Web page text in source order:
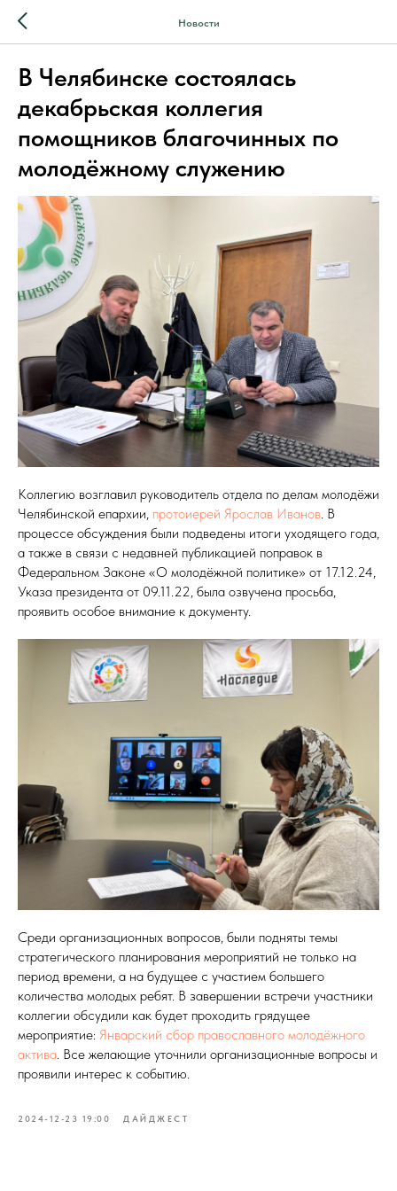
Новости
В Челябинске состоялась
декабрьская коллегия
помощников благочинных по
молодёжному служению
Коллегию возглавил руководитель отдела по делам молодёжи
Челябинской епархии, протоиерей Ярослав Иванов. В
процессе обсуждения были подведены итоги уходящего года,
а также в связи с недавней публикацией поправок в
Федеральном Законе «О молодёжной политике» от 17.12.24,
Указа президента от 09.11.22, была озвучена просьба,
проявить особое внимание к документу.
Среди организационных вопросов, были подняты темы
стратегического планирования мероприятий не только на
период времени, а на будущее с участием большего
количества молодых ребят. В завершении встречи участники
коллегии обсудили как будет проходить грядущее
мероприятие: Январский сбор православного молодёжного
актива. Все желающие уточнили организационные вопросы и
проявили интерес к событию.
2024-12-23 19:00 ДАЙДЖЕСТ